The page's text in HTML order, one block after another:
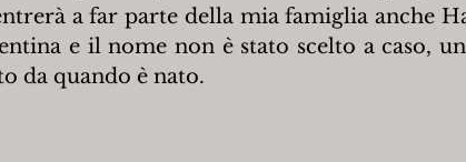
a far parte della mia famiglia anche
e il nome non è stato scelto a caso,
da quando è nato.